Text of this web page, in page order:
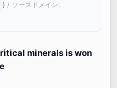
) / ソースドメイン:
minerals is won